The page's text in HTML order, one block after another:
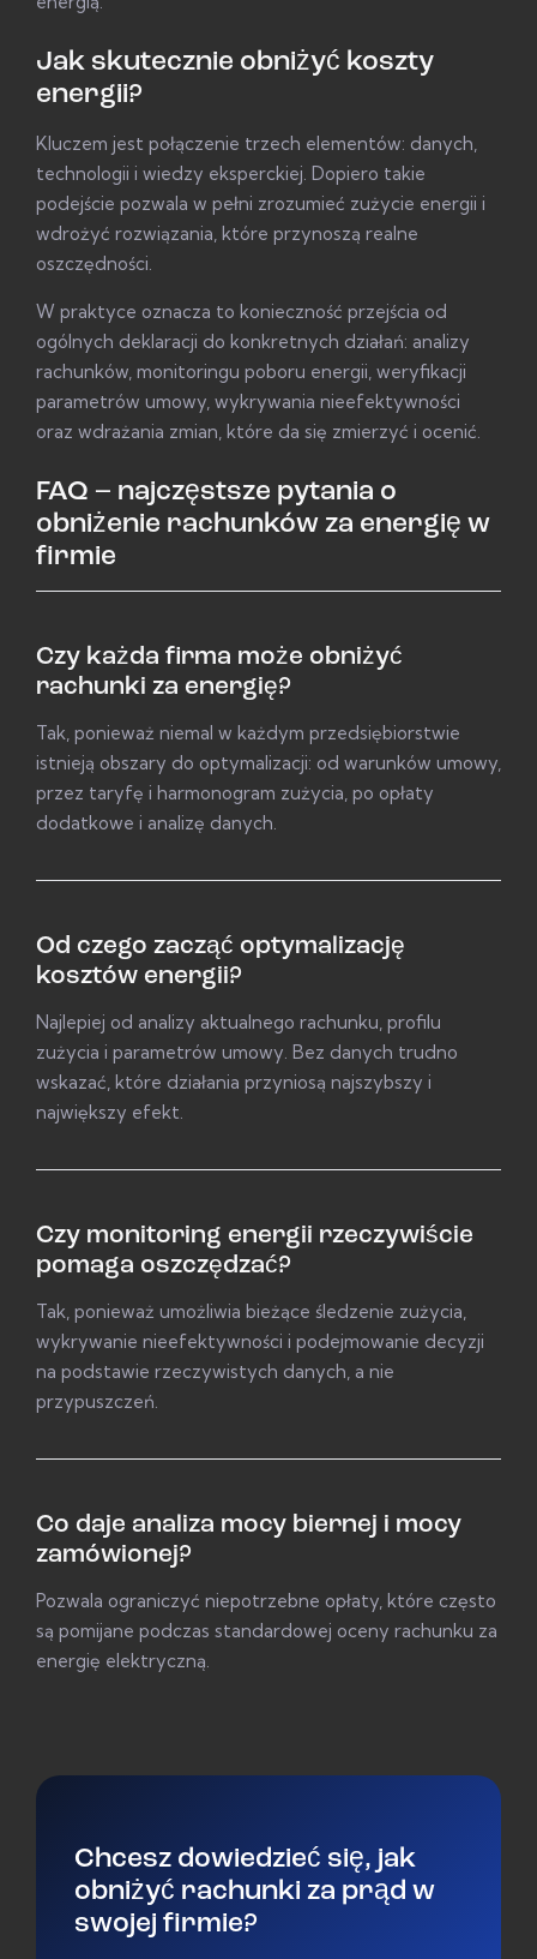
Jak skutecznie obniżyć koszty
energii?
Kluczem jest połączenie trzech elementów: danych,
technologii i wiedzy eksperckiej. Dopiero takie
podejście pozwala w pełni zrozumieć zużycie energii i
wdrożyć rozwiązania, które przynoszą realne
oszczędności.
W praktyce oznacza to konieczność przejścia od
ogólnych deklaracji do konkretnych działań: analizy
rachunków, monitoringu poboru energii, weryfikacji
parametrów umowy, wykrywania nieefektywności
oraz wdrażania zmian, które da się zmierzyć i ocenić.
FAQ – najczęstsze pytania o
obniżenie rachunków za energię w
firmie
Czy każda firma może obniżyć
rachunki za energię?
Tak, ponieważ niemal w każdym przedsiębiorstwie
istnieją obszary do optymalizacji: od warunków umowy,
przez taryfę i harmonogram zużycia, po opłaty
dodatkowe i analizę danych.
Od czego zacząć optymalizację
kosztów energii?
Najlepiej od analizy aktualnego rachunku, profilu
zużycia i parametrów umowy. Bez danych trudno
wskazać, które działania przyniosą najszybszy i
największy efekt.
Czy monitoring energii rzeczywiście
pomaga oszczędzać?
Tak, ponieważ umożliwia bieżące śledzenie zużycia,
wykrywanie nieefektywności i podejmowanie decyzji
na podstawie rzeczywistych danych, a nie
przypuszczeń.
Co daje analiza mocy biernej i mocy
zamówionej?
Pozwala ograniczyć niepotrzebne opłaty, które często
są pomijane podczas standardowej oceny rachunku za
energię elektryczną.
Chcesz dowiedzieć się, jak
obniżyć rachunki za prąd w
swojej firmie?